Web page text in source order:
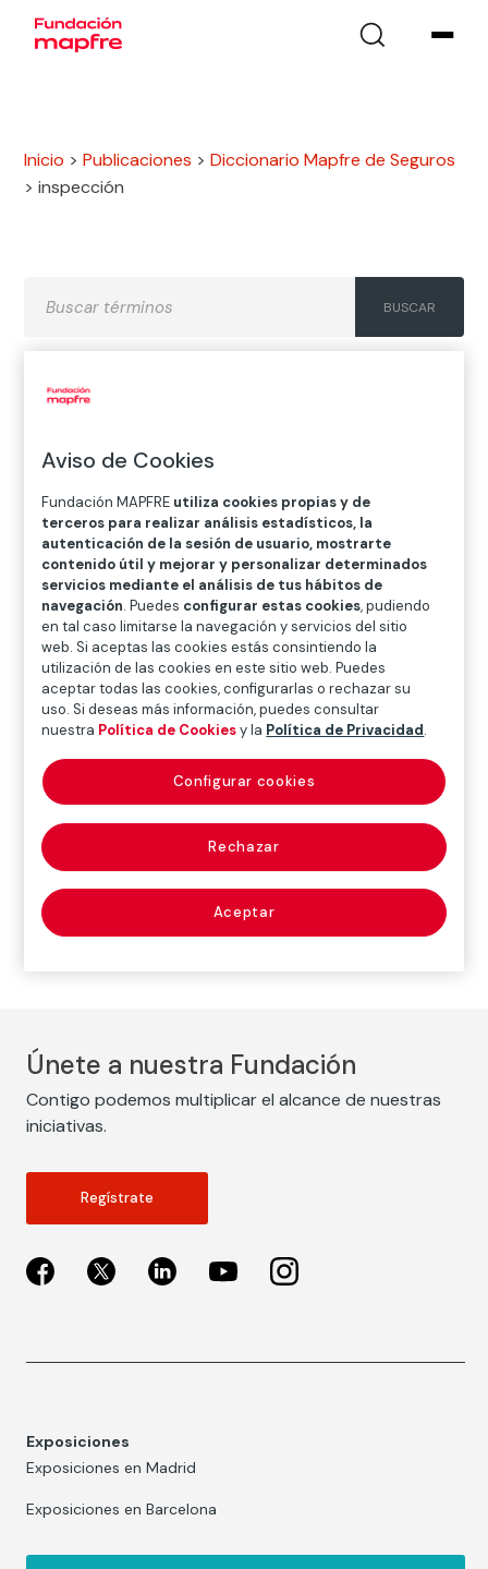
Inicio >Publicaciones >Diccionario Mapfre de Seguros
>inspección
H
J K
O
P Q R S T
U
V
W X Y Z
Diccionario de seguros
inspección
(inspection/survey)
Examen de un lugar o de una cosa que realiza la
persona competente para hacer constar en acta o
informe los resultados de sus observaciones.
Únete a nuestra Fundación
Contigo podemos multiplicar el alcance de nuestras
iniciativas.
Regístrate
Exposiciones
Exposiciones en Madrid
Exposiciones en Barcelona
Aviso de Cookies
Fundación MAPFRE utiliza cookies propias y de
terceros para realizar análisis estadísticos, la
autenticación de la sesión de usuario, mostrarte
contenido útil y mejorar y personalizar determinados
servicios mediante el análisis de tus hábitos de
navegación. Puedes configurar estas cookies, pudiendo
en tal caso limitarse la navegación y servicios del sitio
web. Si aceptas las cookies estás consintiendo la
utilización de las cookies en este sitio web. Puedes
aceptar todas las cookies, configurarlas o rechazar su
uso. Si deseas más información, puedes consultar
nuestra Política de Cookiesy la Política de Privacidad.
Rechazar
Aceptar
Configurar cookies